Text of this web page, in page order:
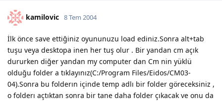
kamilovic 8 Tem 2004
İlk önce save ettiğiniz oyununuzu load ediniz.Sonra alt+tab
tuşu veya desktopa inen her tuş olur . Bir yandan cm açık
dururken diğer yandan my computer dan Cm nin yüklü
olduğu folder a tıklayınız(C:/Program Files/Eidos/CM03-
04).Sonra bu folderın içinde temp adlı bir folder göreceksiniz ,
o folderı açtıktan sonra bir tane daha folder çıkacak ve onu da